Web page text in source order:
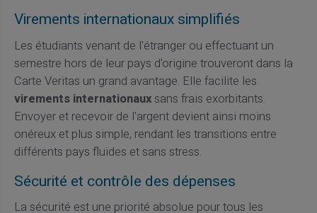
Virements internationaux simplifiés
Les étudiants venant de l'étranger ou effectuant un
semestre hors de leur pays d'origine trouveront dans la
Carte Veritas un grand avantage. Elle facilite les
virements internationauxsans frais exorbitants.
Envoyer et recevoir de l'argent devient ainsi moins
onéreux et plus simple, rendant les transitions entre
différents pays fluides et sans stress.
Sécurité et contrôle des dépenses
La sécurité est une priorité absolue pour tous les